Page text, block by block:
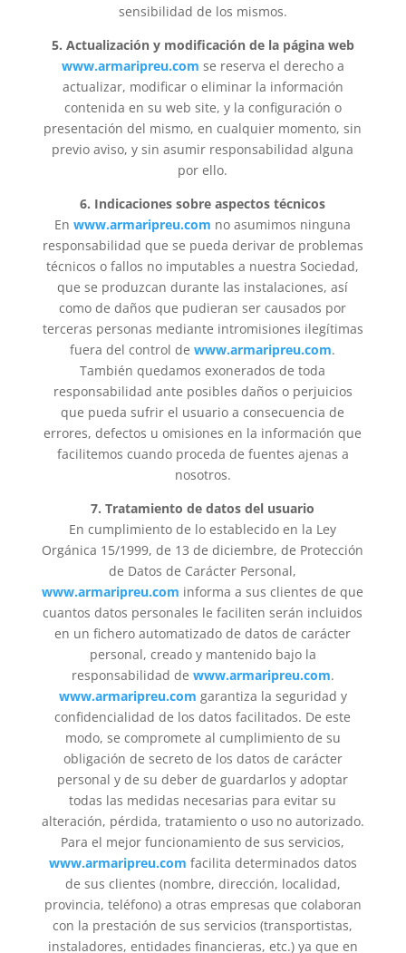
sensibilidad de los mismos.
5. Actualización y modificación de la página web
www.armaripreu.com se reserva el derecho a
actualizar, modificar o eliminar la información
contenida en su web site, y la configuración o
presentación del mismo, en cualquier momento, sin
previo aviso, y sin asumir responsabilidad alguna
por ello.
6. Indicaciones sobre aspectos técnicos
Enwww.armaripreu.com no asumimos ninguna
responsabilidad que se pueda derivar de problemas
técnicos o fallos no imputables a nuestra Sociedad,
que se produzcan durante las instalaciones, así
como de daños que pudieran ser causados por
terceras personas mediante intromisiones ilegítimas
fuera del control dewww.armaripreu.com.
También quedamos exonerados de toda
responsabilidad ante posibles daños o perjuicios
que pueda sufrir el usuario a consecuencia de
errores, defectos u omisiones en la información que
facilitemos cuando proceda de fuentes ajenas a
nosotros.
7. Tratamiento de datos del usuario
En cumplimiento de lo establecido en la Ley
Orgánica 15/1999, de 13 de diciembre, de Protección
de Datos de Carácter Personal,
www.armaripreu.com informa a sus clientes de que
cuantos datos personales le faciliten serán incluidos
en un fichero automatizado de datos de carácter
personal, creado y mantenido bajo la
responsabilidad de www.armaripreu.com.
www.armaripreu.com garantiza la seguridad y
confidencialidad de los datos facilitados. De este
modo, se compromete al cumplimiento de su
obligación de secreto de los datos de carácter
personal y de su deber de guardarlos y adoptar
todas las medidas necesarias para evitar su
alteración, pérdida, tratamiento o uso no autorizado.
Para el mejor funcionamiento de sus servicios,
www.armaripreu.com facilita determinados datos
de sus clientes (nombre, dirección, localidad,
provincia, teléfono) a otras empresas que colaboran
con la prestación de sus servicios (transportistas,
instaladores, entidades financieras, etc.) ya que en